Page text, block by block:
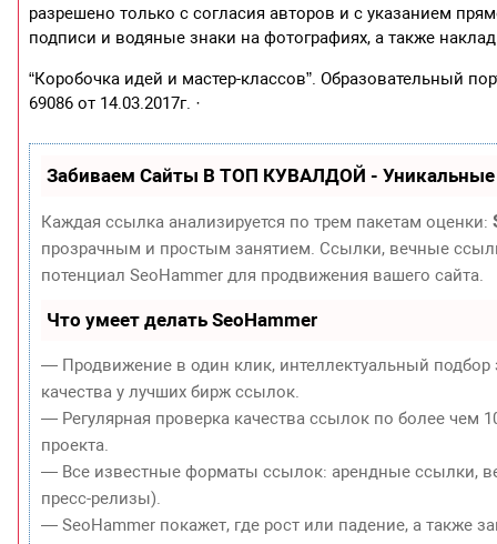
разрешено только с согласия авторов и с указанием
подписи и водяные знаки на фотографиях, а также
“Коробочка идей и мастер-классов”. Образовательный
69086 от 14.03.2017г. ·
Забиваем Сайты В ТОП КУВАЛДОЙ - Уникальные
Каждая ссылка анализируется по трем пакетам оценки:
прозрачным и простым занятием. Ссылки, вечные
потенциал SeoHammer для продвижения вашего сайта.
Что умеет делать SeoHammer
— Продвижение в один клик, интеллектуальный
качества у лучших бирж ссылок.
— Регулярная проверка качества ссылок по более чем
проекта.
— Все известные форматы ссылок: арендные ссылки,
пресс-релизы).
— SeoHammer покажет, где рост или падение, а также